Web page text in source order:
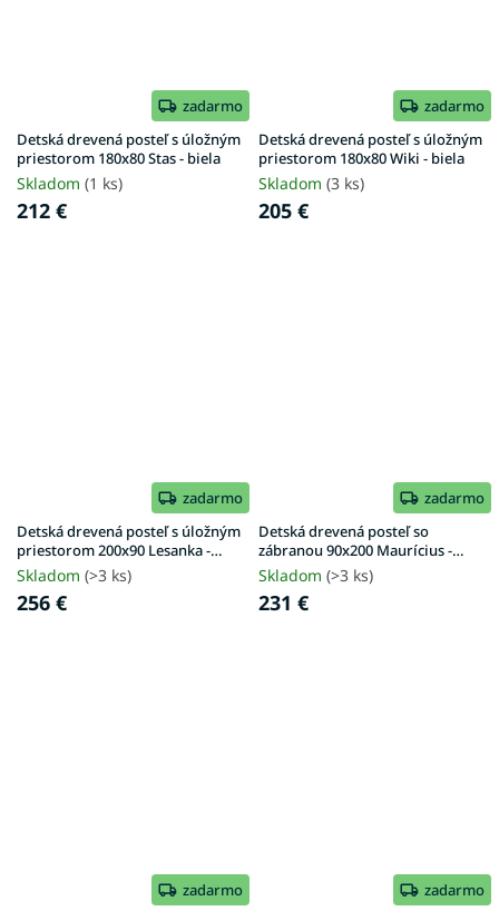
zadarmo
Detská drevená posteľ s úložným
priestorom 180x80 Stas - biela
Skladom (1 ks)
212 €
zadarmo
Detská drevená posteľ s úložným
priestorom 180x80 Wiki - biela
Skladom (3 ks)
205 €
zadarmo
Detská drevená posteľ s úložným
priestorom 200x90 Lesanka -
biela
Skladom (>3 ks)
256 €
zadarmo
Detská drevená posteľ so
zábranou 90x200 Maurícius -
antracit
Skladom (>3 ks)
231 €
zadarmo
zadarmo